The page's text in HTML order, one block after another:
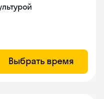
Выбрать время